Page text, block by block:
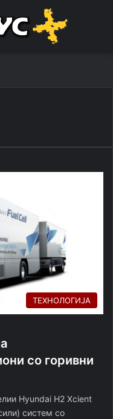
ТЕХНОЛОГИЈА
со горивни
Hyundai H2 Xcient
систем со